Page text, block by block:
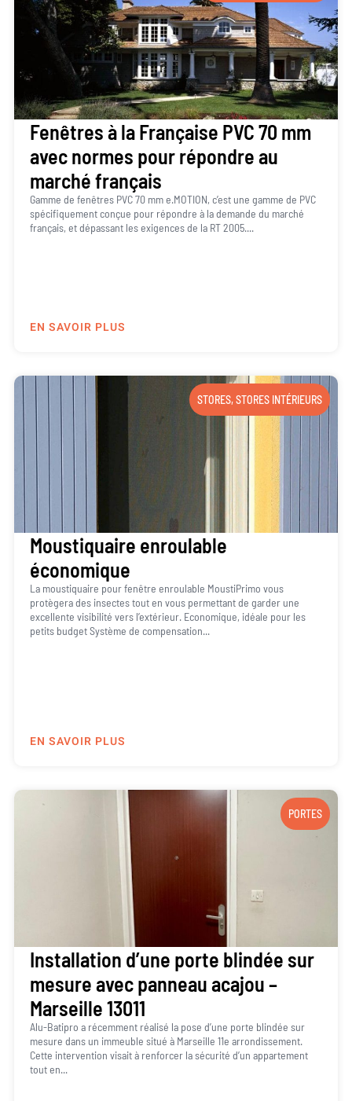
Fenêtres à la Française PVC 70 mm
avec normes pour répondre au
marché français
Gamme de fenêtres PVC 70 mm e.MOTION, c’est une gamme de PVC
spécifiquement conçue pour répondre à la demande du marché
français, et dépassant les exigences de la RT 2005....
EN SAVOIR PLUS
STORES,STORES INTÉRIEURS
Moustiquaire enroulable
économique
La moustiquaire pour fenêtre enroulable MoustiPrimo vous
protègera des insectes tout en vous permettant de garder une
excellente visibilité vers l’extérieur. Economique, idéale pour les
petits budget Système de compensation...
EN SAVOIR PLUS
PORTES
Installation d’une porte blindée sur
mesure avec panneau acajou –
Marseille 13011
Alu-Batipro a récemment réalisé la pose d’une porte blindée sur
mesure dans un immeuble situé à Marseille 11e arrondissement.
Cette intervention visait à renforcer la sécurité d’un appartement
tout en...